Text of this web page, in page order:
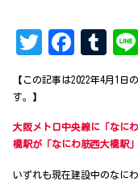
T
te
r
Fa
ok
Tu
【この記事は2022年4月1日
す。】
大阪メトロ中央線に「なに
橋駅が「なにわ筋西大橋駅
いずれも現在建設中のなに